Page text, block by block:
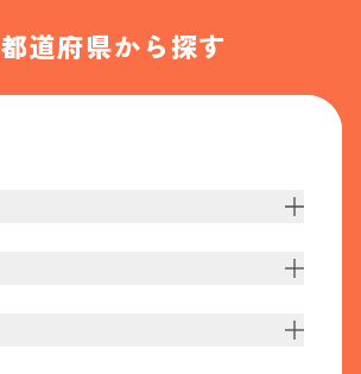
都道府県から探す